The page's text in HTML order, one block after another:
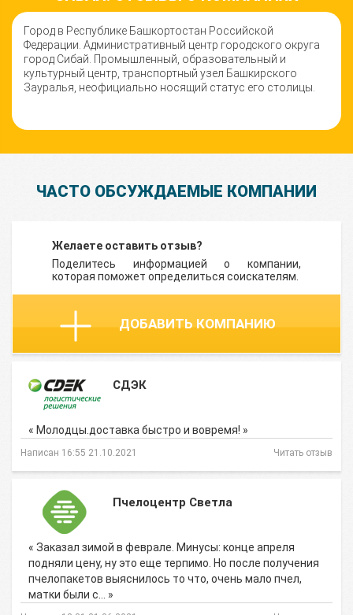
Город в Республике Башкортостан Российской
Федерации. Административный центр городского округа
город Сибай. Промышленный, образовательный и
культурный центр, транспортный узел Башкирского
Зауралья, неофициально носящий статус его столицы.
ЧАСТО ОБСУЖДАЕМЫЕ КОМПАНИИ
Желаете оставить отзыв?
Поделитесь информацией о компании,
которая поможет определиться соискателям.
ДОБАВИТЬ КОМПАНИЮ
СДЭК
« Молодцы.доставка быстро и вовремя! »
Написан 16:55 21.10.2021 Читать отзыв
Пчелоцентр Светла
« Заказал зимой в феврале. Минусы: конце апреля
подняли цену, ну это еще терпимо. Но после получения
пчелопакетов выяснилось то что, очень мало пчел,
матки были с… »